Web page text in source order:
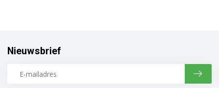
S41M50N0EU25
Nieuwsbrief